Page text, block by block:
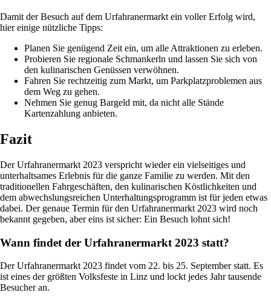
Damit der Besuch auf dem Urfahranermarkt ein voller Erfolg wird,
hier einige nützliche Tipps:
Planen Sie genügend Zeit ein, um alle Attraktionen zu erleben.
Probieren Sie regionale Schmankerln und lassen Sie sich von
den kulinarischen Genüssen verwöhnen.
Fahren Sie rechtzeitig zum Markt, um Parkplatzproblemen aus
dem Weg zu gehen.
Nehmen Sie genug Bargeld mit, da nicht alle Stände
Kartenzahlung anbieten.
Fazit
Der Urfahranermarkt 2023 verspricht wieder ein vielseitiges und
unterhaltsames Erlebnis für die ganze Familie zu werden. Mit den
traditionellen Fahrgeschäften, den kulinarischen Köstlichkeiten und
dem abwechslungsreichen Unterhaltungsprogramm ist für jeden etwas
dabei. Der genaue Termin für den Urfahranermarkt 2023 wird noch
bekannt gegeben, aber eins ist sicher: Ein Besuch lohnt sich!
Wann findet der Urfahranermarkt 2023 statt?
Der Urfahranermarkt 2023 findet vom 22. bis 25. September statt. Es
ist eines der größten Volksfeste in Linz und lockt jedes Jahr tausende
Besucher an.